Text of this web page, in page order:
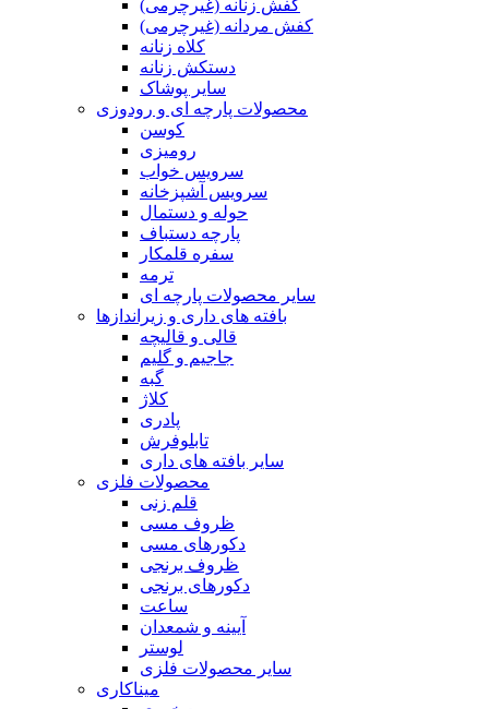
کفش زنانه (غیرچرمی)
کفش مردانه (غیرچرمی)
کلاه زنانه
دستکش زنانه
سایر پوشاک
محصولات پارچه ای و رودوزی
کوسن
رومیزی
سرویس خواب
سرویس آشپزخانه
حوله و دستمال
پارچه دستباف
سفره قلمکار
ترمه
سایر محصولات پارچه ای
بافته های داری و زیراندازها
قالی و قالیچه
جاجیم و گلیم
گبه
کلاژ
پادری
تابلوفرش
سایر بافته های داری
محصولات فلزی
قلم زنی
ظروف مسی
دکورهای مسی
ظروف برنجی
دکورهای برنجی
ساعت
آیینه و شمعدان
لوستر
سایر محصولات فلزی
میناکاری